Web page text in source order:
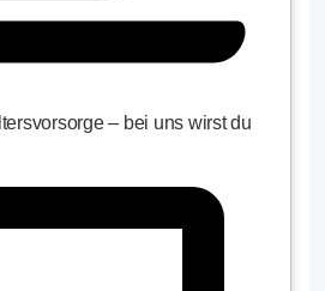
– bei uns wirst du